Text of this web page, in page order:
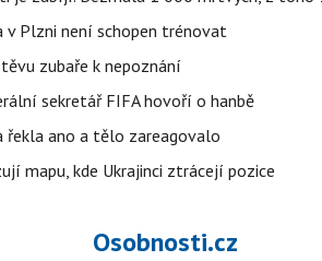
v Plzni není schopen trénovat
zubaře k nepoznání
sekretář FIFA hovoří o hanbě
řekla ano a tělo zareagovalo
mapu, kde Ukrajinci ztrácejí pozice
Osobnosti.cz